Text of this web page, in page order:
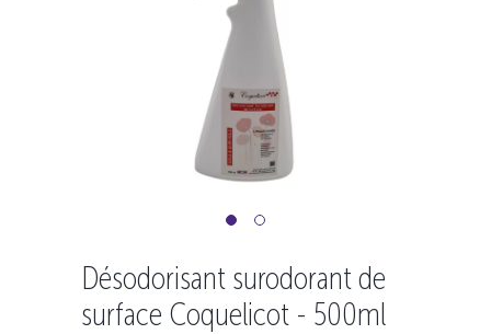
Désodorisant surodorant de
surface Coquelicot - 500ml